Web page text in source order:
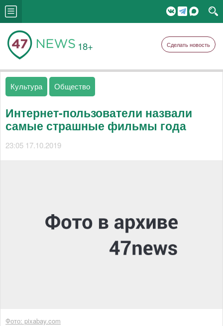
18+ Сделать новость
Культура Общество
Интернет-пользователи назвали
самые страшные фильмы года
23:05 17.10.2019
Фото: pixabay.com